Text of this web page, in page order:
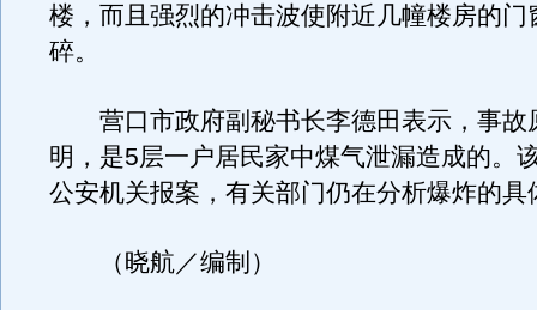
楼，而且强烈的冲击波使附近几幢楼房的门
碎。
营口市政府副秘书长李德田表示，事故
明，是5层一户居民家中煤气泄漏造成的。
公安机关报案，有关部门仍在分析爆炸的具
（晓航／编制）